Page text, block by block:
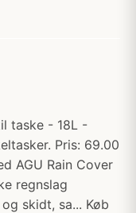
taske - 18L -
Pris: 69.00
AGU Rain Cover
regnslag
skidt, sa... Køb